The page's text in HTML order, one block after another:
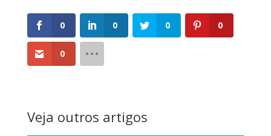
0 0 0 0
0
Veja outros artigos